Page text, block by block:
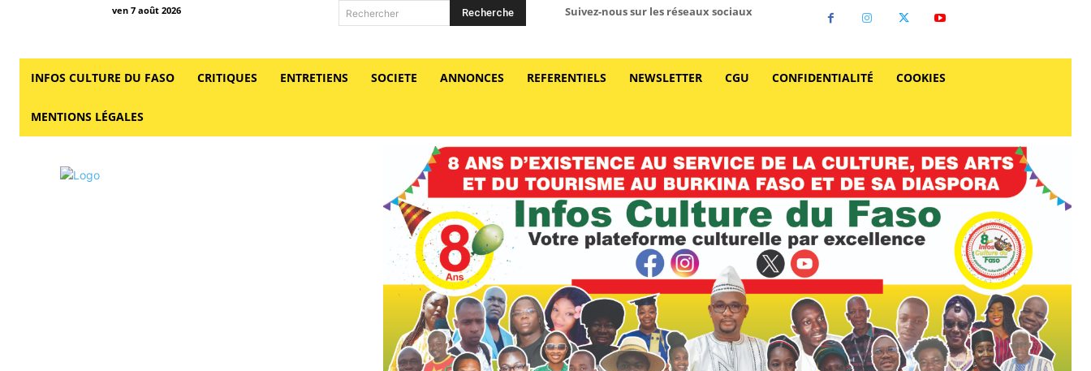
ven 7 août 2026 Rechercher Recherche Suivez-nous sur les réseaux sociaux
INFOS CULTURE DU FASO CRITIQUES ENTRETIENS SOCIETE ANNONCES REFERENTIELS NEWSLETTER CGU CONFIDENTIALITÉ COOKIES
MENTIONS LÉGALES